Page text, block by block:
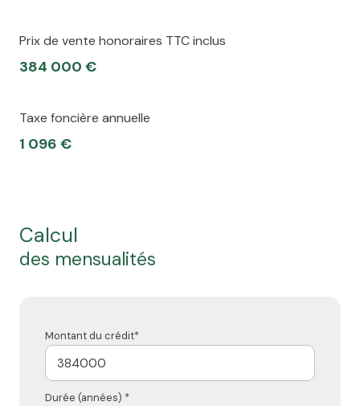
Prix de vente honoraires TTC inclus
384 000 €
Taxe foncière annuelle
1 096 €
calcul
des mensualités
Montant du crédit*
Durée (années) *